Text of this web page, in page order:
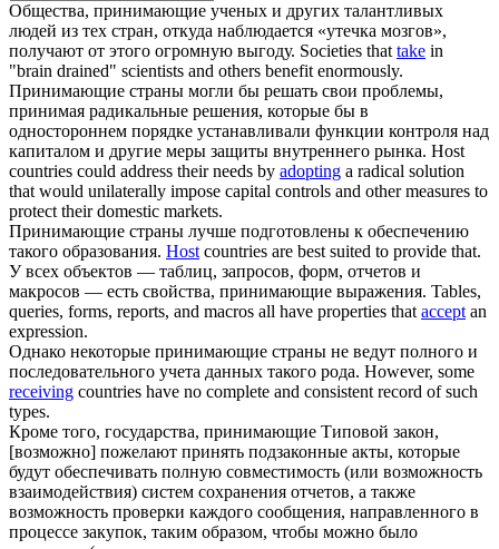
Общества, принимающие ученых и других талантливых
людей из тех стран, откуда наблюдается «утечка мозгов»,
получают от этого огромную выгоду. Societies thattake in
"brain drained" scientists and others benefit enormously.
Принимающие страны могли бы решать свои проблемы,
принимая радикальные решения, которые бы в
одностороннем порядке устанавливали функции контроля над
капиталом и другие меры защиты внутреннего рынка. Host
countries could address their needs by adopting a radical solution
that would unilaterally impose capital controls and other measures to
protect their domestic markets.
Принимающие страны лучше подготовлены к обеспечению
такого образования. Hostcountries are best suited to provide that.
У всех объектов — таблиц, запросов, форм, отчетов и
макросов — есть свойства, принимающие выражения. Tables,
queries, forms, reports, and macros all have properties thatacceptan
expression.
Однако некоторые принимающие страны не ведут полного и
последовательного учета данных такого рода. However, some
receiving countries have no complete and consistent record of such
types.
Кроме того, государства, принимающие Типовой закон,
[возможно] пожелают принять подзаконные акты, которые
будут обеспечивать полную совместимость (или возможность
взаимодействия) систем сохранения отчетов, а также
возможность проверки каждого сообщения, направленного в
процессе закупок, таким образом, чтобы можно было